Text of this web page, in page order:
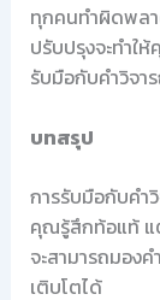
ทุกคนทำผิดพลา
ปรับปรุงจะทำใ
รับมือกับคำวิจา
บทสรุป
การรับมือกับคำ
คุณรู้สึกท้อแท้ แ
จะสามารถมอง
เติบโตได้